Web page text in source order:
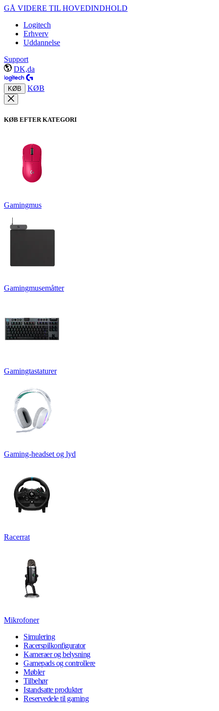
GÅ VIDERE TIL HOVEDINDHOLD
Logitech
Erhverv
Uddannelse
Support
DK,da
KØB KØB
KØB EFTER KATEGORI
Gamingmus
Gamingmusemåtter
Gamingtastaturer
Gaming-headset og lyd
Racerrat
Mikrofoner
Simulering
Racerspilkonfigurator
Kameraer og belysning
Gamepads og controllere
Møbler
Tilbehør
Istandsatte produkter
Reservedele til gaming